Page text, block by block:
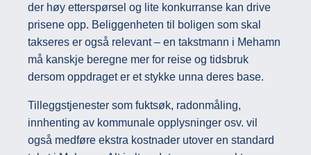
der høy etterspørsel og lite konkurranse kan drive
prisene opp. Beliggenheten til boligen som skal
takseres er også relevant – en takstmann i Mehamn
må kanskje beregne mer for reise og tidsbruk
dersom oppdraget er et stykke unna deres base.
Tilleggstjenester som fuktsøk, radonmåling,
innhenting av kommunale opplysninger osv. vil
også medføre ekstra kostnader utover en standard